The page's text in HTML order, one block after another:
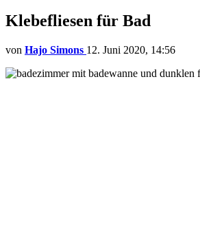
Klebefliesen für Bad
von Hajo Simons 12. Juni 2020, 14:56